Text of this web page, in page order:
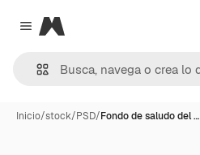
Close menu
Magnific
Inicio/stock/PSD/Fondo de saludo del …